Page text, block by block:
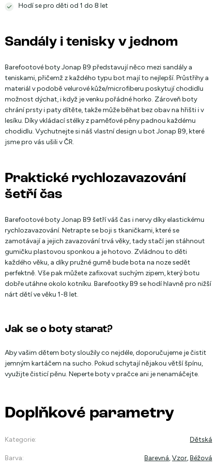
Hodí se pro děti od 1 do 8 let
Sandály i tenisky v jednom
Barefootové boty Jonap B9 představují něco mezi sandály a
teniskami, přičemž z každého typu bot mají to nejlepší. Průstřihy a
materiál v podobě velurové kůže/microfiberu poskytují chodidlu
možnost dýchat, i když je venku pořádné horko. Zároveň boty
chrání prsty i paty dítěte, takže může běhat bez obav na hřišti i v
lesíku. Díky vkládací stélky z paměťové pěny padnou každému
chodidlu. Vychutnejte si náš vlastní design u bot Jonap B9, které
jsme pro vás ušili v ČR.
Praktické rychlozavazování
šetří čas
Barefootové boty Jonap B9 šetří váš čas i nervy díky elastickému
rychlozavazování. Netrapte se boji s tkaničkami, které se
zamotávají a jejich zavazování trvá věky, tady stačí jen stáhnout
gumičku plastovou sponkou a je hotovo. Zvládnou to děti
každého věku, a díky pružné gumě bude bota na noze sedět
perfektně. Vše pak můžete zafixovat suchým zipem, který botu
dobře utáhne okolo kotníku. Barefootky B9 se hodí hlavně pro nižší
nárt dětí ve věku 1-8 let.
Jak se o boty starat?
Aby vašim dětem boty sloužily co nejdéle, doporučujeme je čistit
jemným kartáčem na sucho. Pokud schytají nějakou větší špínu,
využijte čisticí pěnu. Neperte boty v pračce ani je nenamáčejte.
Doplňkové parametry
Kategorie: Dětská
Barva: Barevná,Vzor,Béžová